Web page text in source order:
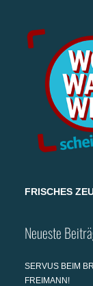
FRISCHES
Neueste
SERVUS BEIM
FREIMANN!